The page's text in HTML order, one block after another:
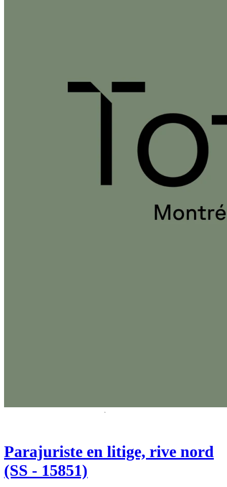
Parajuriste en litige, rive nord
(SS - 15851)